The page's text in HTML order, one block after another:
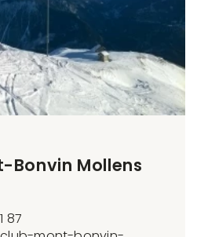
Bonvin Mollens
87